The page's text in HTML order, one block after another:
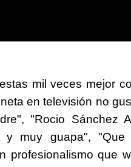
mil veces mejor
en televisión no
"Rocio Sánchez
y muy guapa",
profesionalismo que